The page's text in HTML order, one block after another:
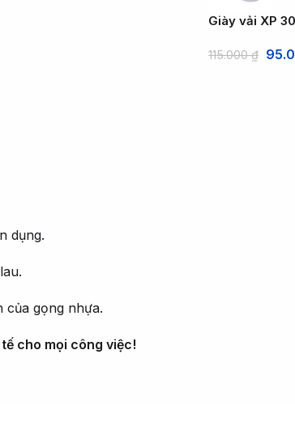
dụng.
gọng nhựa.
cho mọi công việc!
Giày vải XP
115.000₫